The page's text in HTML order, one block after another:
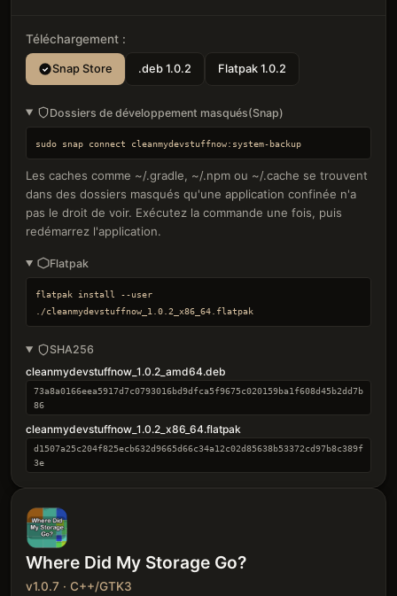
Téléchargement :
Snap Store .deb 1.0.2 Flatpak 1.0.2
Dossiers de développement masqués(Snap)
sudo snap connect cleanmydevstuffnow:system-backup
Les caches comme ~/.gradle, ~/.npm ou ~/.cache se trouvent
dans des dossiers masqués qu'une application confinée n'a
pas le droit de voir. Exécutez la commande une fois, puis
redémarrez l'application.
Flatpak
flatpak install --user
./cleanmydevstuffnow_1.0.2_x86_64.flatpak
SHA256
cleanmydevstuffnow_1.0.2_amd64.deb
73a8a0166eea5917d7c0793016bd9dfca5f9675c020159ba1f608d45b2dd7b
86
cleanmydevstuffnow_1.0.2_x86_64.flatpak
d1507a25c204f825ecb632d9665d66c34a12c02d85638b53372cd97b8c389f
3e
Where Did My Storage Go?
v1.0.7 · C++/GTK3